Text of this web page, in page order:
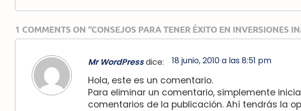
1 COMMENTS ON “CONSEJOS PARA TENER ÉXITO EN INVERSIONES
Mr WordPressdice: 18 junio, 2010 a las 8:51 pm
Hola, este es un comentario.
Para eliminar un comentario, simplemente
comentarios de la publicación. Ahí tendrás la